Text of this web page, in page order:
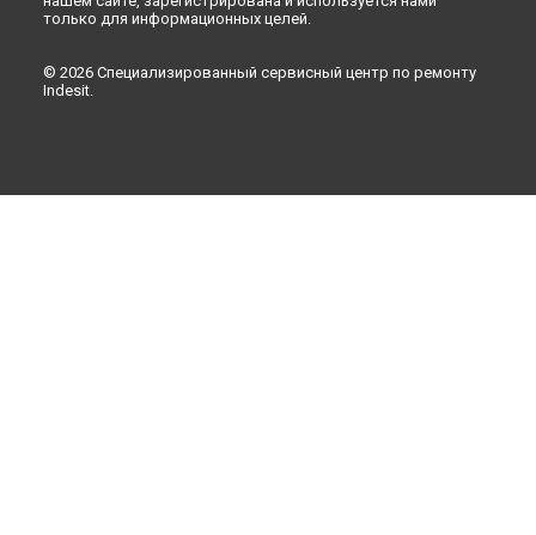
Липецке
только для информационных целей.
© 2026 Специализированный сервисный центр по ремонту
Indesit.